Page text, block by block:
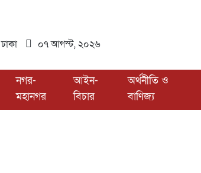
ঢাকা ০৭ আগস্ট, ২০২৬
নগর-
মহানগর
আইন-
বিচার
অর্থনীতি ও
বাণিজ্য